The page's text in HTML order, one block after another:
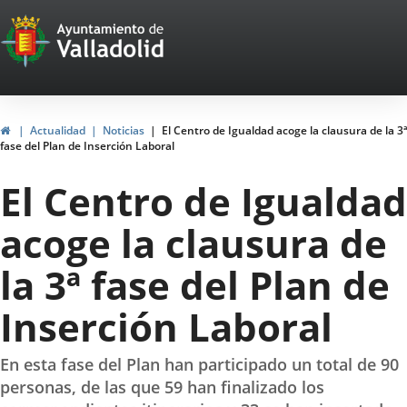
Portal
Web
del
Ayuntamiento
de
Valladolid
HomeActualidad Noticias
El Centro de Igualdad acoge la clausura de la 3ª
fase del Plan de Inserción Laboral
El Centro de Igualdad
acoge la clausura de
la 3ª fase del Plan de
Inserción Laboral
En esta fase del Plan han participado un total de 90
personas, de las que 59 han finalizado los